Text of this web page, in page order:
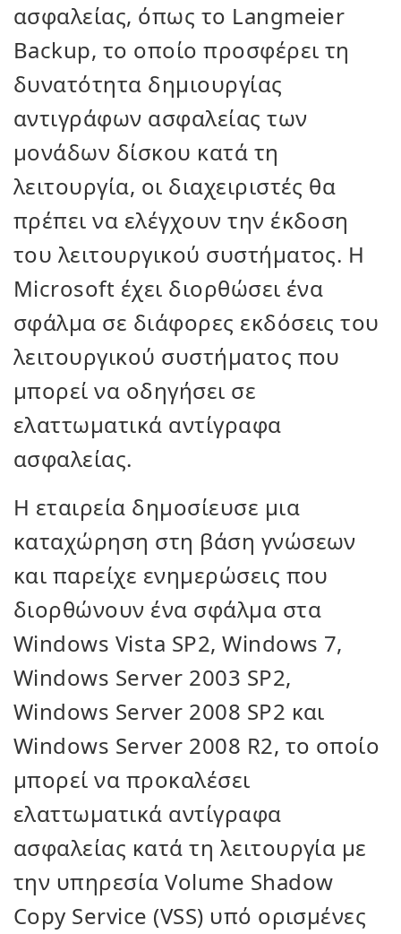
ασφαλείας, όπως το Langmeier
Backup, το οποίο προσφέρει τη
δυνατότητα δημιουργίας
αντιγράφων ασφαλείας των
μονάδων δίσκου κατά τη
λειτουργία, οι διαχειριστές θα
πρέπει να ελέγχουν την έκδοση
του λειτουργικού συστήματος. Η
Microsoft έχει διορθώσει ένα
σφάλμα σε διάφορες εκδόσεις του
λειτουργικού συστήματος που
μπορεί να οδηγήσει σε
ελαττωματικά αντίγραφα
ασφαλείας.
Η εταιρεία δημοσίευσε μια
καταχώρηση στη βάση γνώσεων
και παρείχε ενημερώσεις που
διορθώνουν ένα σφάλμα στα
Windows Vista SP2, Windows 7,
Windows Server 2003 SP2,
Windows Server 2008 SP2 και
Windows Server 2008 R2, το οποίο
μπορεί να προκαλέσει
ελαττωματικά αντίγραφα
ασφαλείας κατά τη λειτουργία με
την υπηρεσία Volume Shadow
Copy Service (VSS) υπό ορισμένες